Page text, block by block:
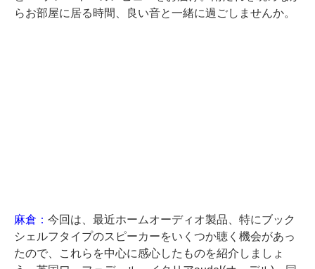
らお部屋に居る時間、良い音と一緒に過ごしませんか。
麻倉： 今回は、最近ホームオーディオ製品、特にブック
シェルフタイプのスピーカーをいくつか聴く機会があっ
たので、これらを中心に感心したものを紹介しましょ